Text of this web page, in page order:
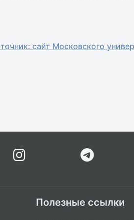
сайт Московского
Полезные ссылки